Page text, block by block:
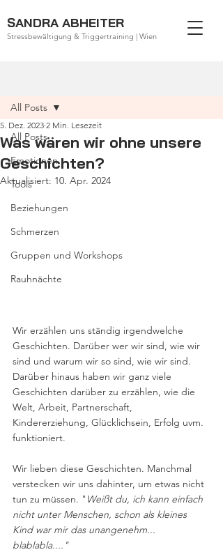
SANDRA ABHEITER
Stressbewältigung & Triggertraining | Wien
All Posts
Emotionen
Tools
Beziehungen
Schmerzen
Gruppen und Workshops
Rauhnächte
All Posts
Was wären wir ohne unsere
Geschichten?
5. Dez. 2023 2 Min. Lesezeit
Aktualisiert: 10. Apr. 2024
Wir erzählen uns ständig irgendwelche
Geschichten. Darüber wer wir sind, wie wir
sind und warum wir so sind, wie wir sind.
Darüber hinaus haben wir ganz viele
Geschichten darüber zu erzählen, wie die
Welt, Arbeit, Partnerschaft,
Kindererziehung, Glücklichsein, Erfolg uvm.
funktioniert.
Wir lieben diese Geschichten. Manchmal
verstecken wir uns dahinter, um etwas nicht
tun zu müssen. " Weißt du, ich kann einfach
nicht unter Menschen, schon als kleines
Kind war mir das unangenehm...
blablabla...."